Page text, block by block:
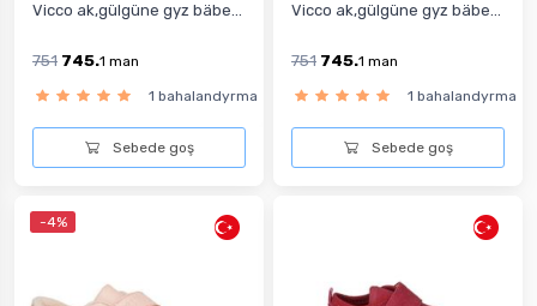
Vicco ak,gülgüne gyz bäbe...
751 745.1 man
1 bahalandyrma
Sebede goş
Vicco ak,gülgüne gyz bäbe...
751 745.1 man
1 bahalandyrma
Sebede goş
-4%